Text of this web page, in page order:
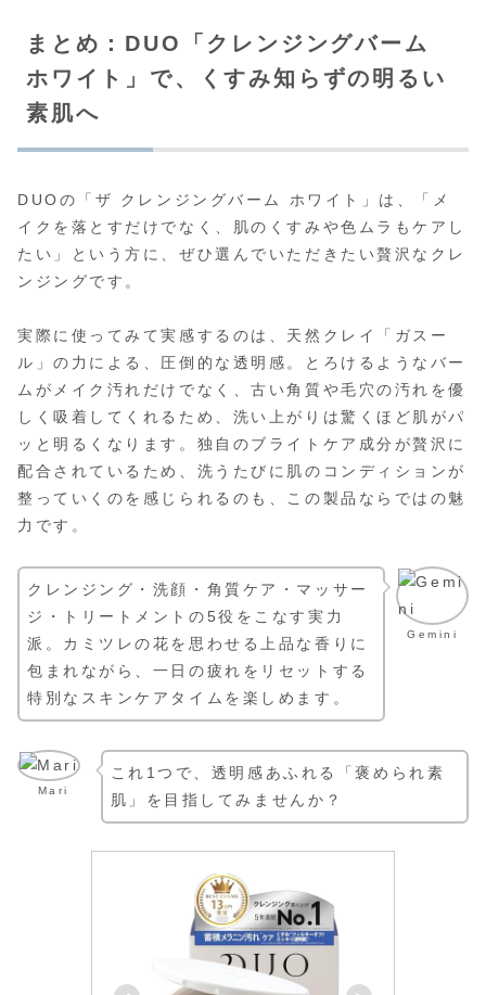
まとめ：DUO「クレンジングバーム
ホワイト」で、くすみ知らずの明るい
素肌へ
DUOの「ザ クレンジングバーム ホワイト」は、「メ
イクを落とすだけでなく、肌のくすみや色ムラもケアし
たい」という方に、ぜひ選んでいただきたい贅沢なクレ
ンジングです。
実際に使ってみて実感するのは、天然クレイ「ガスー
ル」の力による、圧倒的な透明感。とろけるようなバー
ムがメイク汚れだけでなく、古い角質や毛穴の汚れを優
しく吸着してくれるため、洗い上がりは驚くほど肌がパ
ッと明るくなります。独自のブライトケア成分が贅沢に
配合されているため、洗うたびに肌のコンディションが
整っていくのを感じられるのも、この製品ならではの魅
力です。
Gemini
クレンジング・洗顔・角質ケア・マッサー
ジ・トリートメントの5役をこなす実力
派。カミツレの花を思わせる上品な香りに
包まれながら、一日の疲れをリセットする
特別なスキンケアタイムを楽しめます。
Mari
これ1つで、透明感あふれる「褒められ素
肌」を目指してみませんか？